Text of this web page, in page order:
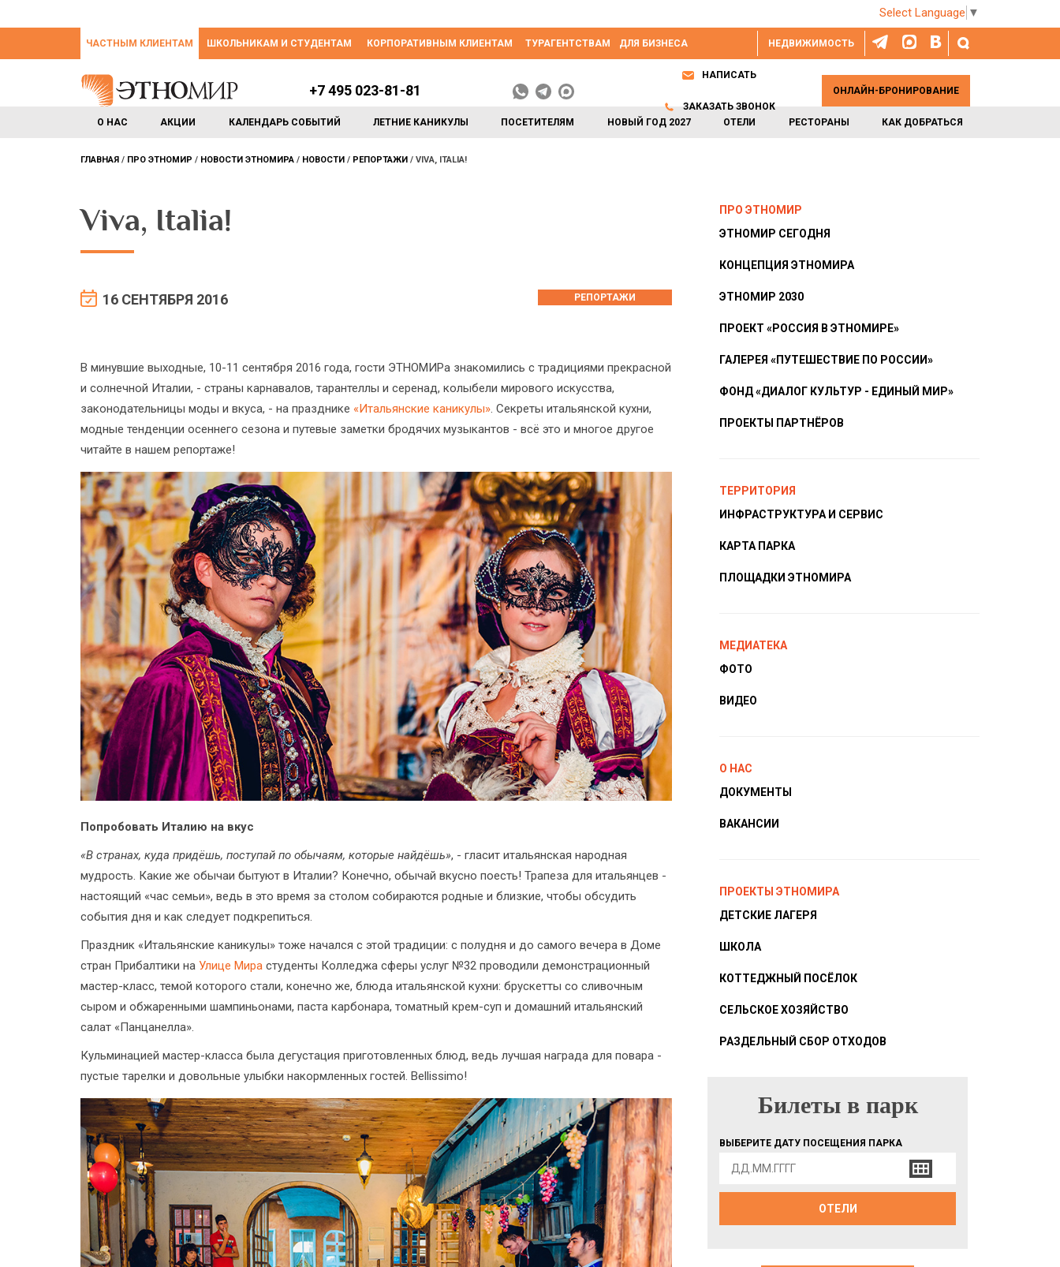
Select Language ▼
НЕДВИЖИМОСТЬ
ЧАСТНЫМ КЛИЕНТАМ ШКОЛЬНИКАМ И СТУДЕНТАМ КОРПОРАТИВНЫМ КЛИЕНТАМ ТУРАГЕНТСТВАМ ДЛЯ БИЗНЕСА
О НАС АКЦИИ КАЛЕНДАРЬ СОБЫТИЙ ЛЕТНИЕ КАНИКУЛЫ ПОСЕТИТЕЛЯМ НОВЫЙ ГОД 2027 ОТЕЛИ РЕСТОРАНЫ КАК ДОБРАТЬСЯ
+7 495 023-81-81
НАПИСАТЬ
ЗАКАЗАТЬ ЗВОНОК
ОНЛАЙН-БРОНИРОВАНИЕ
ГЛАВНАЯ ПРО ЭТНОМИР НОВОСТИ ЭТНОМИРА НОВОСТИ РЕПОРТАЖИ VIVA, ITALIA!
Viva, Italia!
16 СЕНТЯБРЯ 2016 РЕПОРТАЖИ
В минувшие выходные, 10-11 сентября 2016 года, гости ЭТНОМИРа знакомились с традициями прекрасной
и солнечной Италии, - страны карнавалов, тарантеллы и серенад, колыбели мирового искусства,
законодательницы моды и вкуса, - на празднике «Итальянские каникулы». Секреты итальянской кухни,
модные тенденции осеннего сезона и путевые заметки бродячих музыкантов - всё это и многое другое
читайте в нашем репортаже!
Попробовать Италию на вкус
«В странах, куда придёшь, поступай по обычаям, которые найдёшь», - гласит итальянская народная
мудрость. Какие же обычаи бытуют в Италии? Конечно, обычай вкусно поесть! Трапеза для итальянцев -
настоящий «час семьи», ведь в это время за столом собираются родные и близкие, чтобы обсудить
события дня и как следует подкрепиться.
Праздник «Итальянские каникулы» тоже начался с этой традиции: с полудня и до самого вечера в Доме
стран Прибалтики на Улице Мира студенты Колледжа сферы услуг №32 проводили демонстрационный
мастер-класс, темой которого стали, конечно же, блюда итальянской кухни: брускетты со сливочным
сыром и обжаренными шампиньонами, паста карбонара, томатный крем-суп и домашний итальянский
салат «Панцанелла».
Кульминацией мастер-класса была дегустация приготовленных блюд, ведь лучшая награда для повара -
пустые тарелки и довольные улыбки накормленных гостей. Bellissimo!
ПРО ЭТНОМИР
ЭТНОМИР СЕГОДНЯ
КОНЦЕПЦИЯ ЭТНОМИРА
ЭТНОМИР 2030
ПРОЕКТ «РОССИЯ В ЭТНОМИРЕ»
ГАЛЕРЕЯ «ПУТЕШЕСТВИЕ ПО РОССИИ»
ФОНД «ДИАЛОГ КУЛЬТУР - ЕДИНЫЙ МИР»
ПРОЕКТЫ ПАРТНЁРОВ
ТЕРРИТОРИЯ
ИНФРАСТРУКТУРА И СЕРВИС
КАРТА ПАРКА
ПЛОЩАДКИ ЭТНОМИРА
МЕДИАТЕКА
ФОТО
ВИДЕО
О НАС
ДОКУМЕНТЫ
ВАКАНСИИ
ПРОЕКТЫ ЭТНОМИРА
ДЕТСКИЕ ЛАГЕРЯ
ШКОЛА
КОТТЕДЖНЫЙ ПОСЁЛОК
СЕЛЬСКОЕ ХОЗЯЙСТВО
РАЗДЕЛЬНЫЙ СБОР ОТХОДОВ
БИЛЕТЫ В ПАРК
Билеты в парк
ВЫБЕРИТЕ ДАТУ ПОСЕЩЕНИЯ ПАРКА
ОТЕЛИ